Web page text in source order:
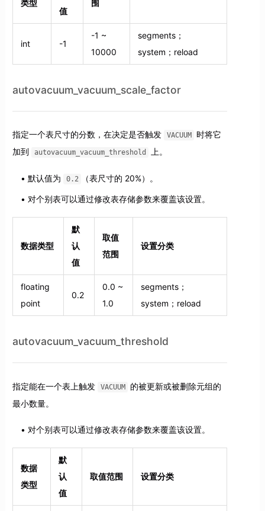
类型
值
围
int -1
-1 ~
10000
segments；
system；reload
autovacuum_vacuum_scale_factor
指定一个表尺寸的分数，在决定是否触发 VACUUM
时将它
加到
autovacuum_vacuum_threshold 上。
默认值为 0.2 （表尺寸的 20%）。
对个别表可以通过修改表存储参数来覆盖该设置。
数据类型
默
认
值
取值
范围
设置分类
floating
point
0.2
0.0 ~
1.0
segments；
system；reload
autovacuum_vacuum_threshold
指定能在一个表上触发 VACUUM
的被更新或被删除元组的
最小数量。
对个别表可以通过修改表存储参数来覆盖该设置。
数据
类型
默
认
值
取值范围 设置分类